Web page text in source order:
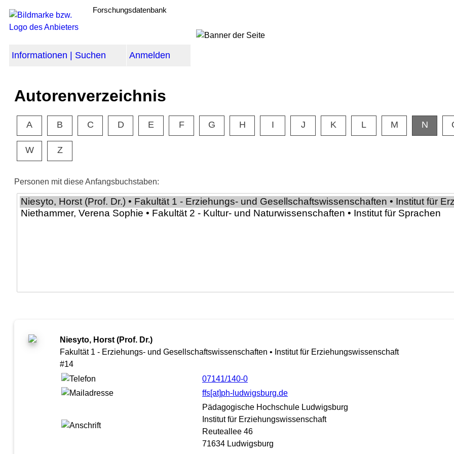
Forschungsdatenbank
Informationen | Suchen Anmelden
Autorenverzeichnis
A B C D E F G H I J K L M N
W Z
Personen mit diese Anfangsbuchstaben:
Niesyto, Horst (Prof. Dr.)
Fakultät 1 - Erziehungs- und Gesellschaftswissenschaften • Institut für Erziehungswissenschaft
#14
07141/140-0
ffs[at]ph-ludwigsburg.de
Pädagogische Hochschule Ludwigsburg
Institut für Erziehungswissenschaft
Reuteallee 46
71634 Ludwigsburg